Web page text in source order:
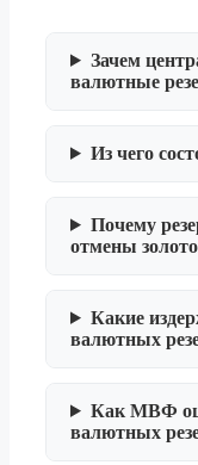
Зачем
валютные
Из чего
Почему
отмены
Какие
валютных
Как МВФ
валютных